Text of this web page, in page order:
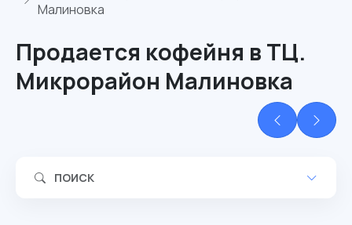
Малиновка
Продается кофейня в ТЦ.
Микрорайон Малиновка
ПОИСК